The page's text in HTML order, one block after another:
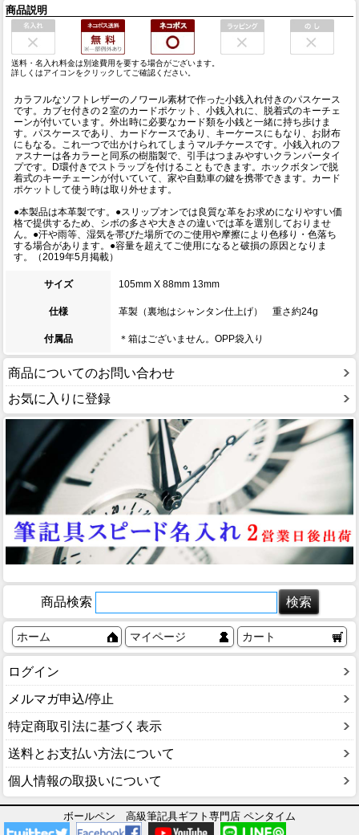
商品説明
送料・名入れ料金は別途費用を要する場合がございます。
詳しくはアイコンをクリックしてご確認ください。
カラフルなソフトレザーのノワール素材で作った小銭入れ付きのパスケース
です。カブセ付きの２室のカードポケット、小銭入れに、脱着式のキーチェ
ーンが付いています。外出時に必要なカード類を小銭と一緒に持ち歩けま
す。パスケースであり、カードケースであり、キーケースにもなり、お財布
にもなる。これ一つで出かけられてしまうマルチケースです。小銭入れのフ
ァスナーは各カラーと同系の樹脂製で、引手はつまみやすいクランパータイ
プです。D環付きでストラップを付けることもできます。ホックボタンで脱
着式のキーチェーンが付いていて、家や自動車の鍵を携帯できます。カード
ポケットして使う時は取り外せます。
●本製品は本革製です。●スリップオンでは良質な革をお求めになりやすい価
格で提供するため、シボの多さや大きさの違いでは革を選別しておりませ
ん。●汗や雨等、湿気を帯びた場所でのご使用や摩擦により色移り・色落ち
する場合があります。●容量を超えてご使用になると破損の原因となりま
す。（2019年5月掲載）
サイズ 105mm X 88mm 13mm
仕様 革製（裏地はシャンタン仕上げ） 重さ約24g
付属品 ＊箱はございません。OPP袋入り
商品についてのお問い合わせ
お気に入りに登録
商品検索
ホーム マイページ カート
ログイン
メルマガ申込/停止
特定商取引法に基づく表示
送料とお支払い方法について
個人情報の取扱いについて
ボールペン 高級筆記具ギフト専門店 ペンタイム